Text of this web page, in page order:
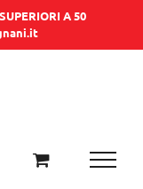
A 50